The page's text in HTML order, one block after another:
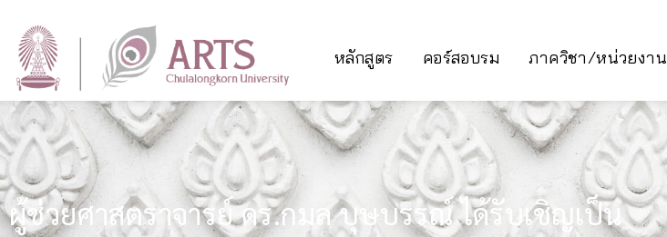
หลักสูตร คอร์สอบรม ภาควิชา/หน่วยงาน
ผู้ช่วยศาสตราจารย์ ดร.กมล บุษบรรณ์ ได้รับเชิญเป็น